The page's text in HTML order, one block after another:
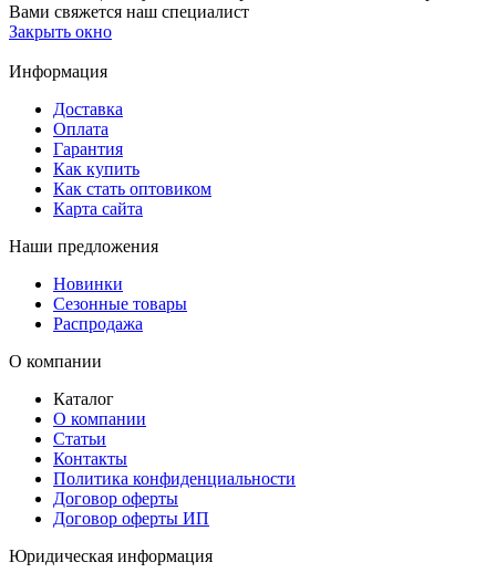
Вами свяжется наш специалист
Закрыть окно
Информация
Доставка
Оплата
Гарантия
Как купить
Как стать оптовиком
Карта сайта
Наши предложения
Новинки
Сезонные товары
Распродажа
О компании
Каталог
О компании
Статьи
Контакты
Политика конфиденциальности
Договор оферты
Договор оферты ИП
Юридическая информация